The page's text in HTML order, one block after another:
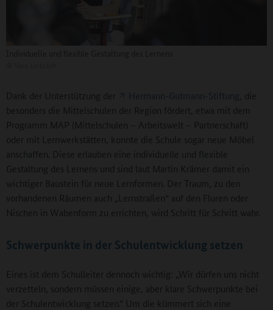
Dank der Unterstützung der Hermann-Gutmann-Stiftung , die
besonders die Mittelschulen der Region fördert, etwa mit dem
Programm MAP (Mittelschulen – Arbeitswelt – Partnerschaft)
oder mit Lernwerkstätten, konnte die Schule sogar neue Möbel
anschaffen. Diese erlauben eine individuelle und flexible
Gestaltung des Lernens und sind laut Martin Krämer damit ein
wichtiger Baustein für neue Lernformen. Der Traum, zu den
vorhandenen Räumen auch „Lernstraßen“ auf den Fluren oder
Nischen in Wabenform zu errichten, wird Schritt für Schritt wahr.
Schwerpunkte in der Schulentwicklung setzen
Eines ist dem Schulleiter dennoch wichtig: „Wir dürfen uns nicht
verzetteln, sondern müssen einige, aber klare Schwerpunkte bei
der Schulentwicklung setzen.“ Um die kümmert sich eine